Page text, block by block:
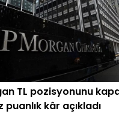
TL pozisyonunu
puanlık kâr açıkladı